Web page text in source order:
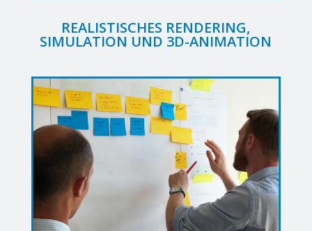
REALISTISCHES RENDERING,
SIMULATION UND 3D-ANIMATION